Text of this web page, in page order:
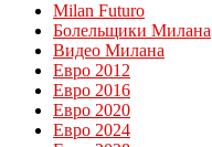
Milan Futuro
Болельщики Милана
Видео Милана
Евро 2012
Евро 2016
Евро 2020
Евро 2024